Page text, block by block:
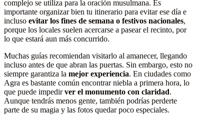
complejo se utiliza para la oración musulmana. Es
importante organizar bien tu itinerario para evitar ese día e
incluso evitar los fines de semana o festivos nacionales,
porque los locales suelen acercarse a pasear el recinto, por
lo que estará aun más concurrido.
Muchas guías recomiendan visitarlo al amanecer, llegando
incluso antes de que abran las puertas. Sin embargo, esto no
siempre garantiza la mejor experiencia. En ciudades como
Agra es bastante común encontrar niebla a primera hora, lo
que puede impedirver el monumento con claridad.
Aunque tendrás menos gente, también podrías perderte
parte de su magia y las fotos quedar poco especiales.